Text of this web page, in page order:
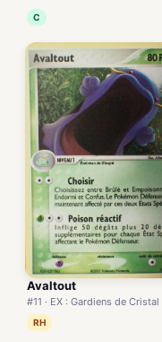
C
Avaltout
#11 · EX : Gardiens de Cristal
RH